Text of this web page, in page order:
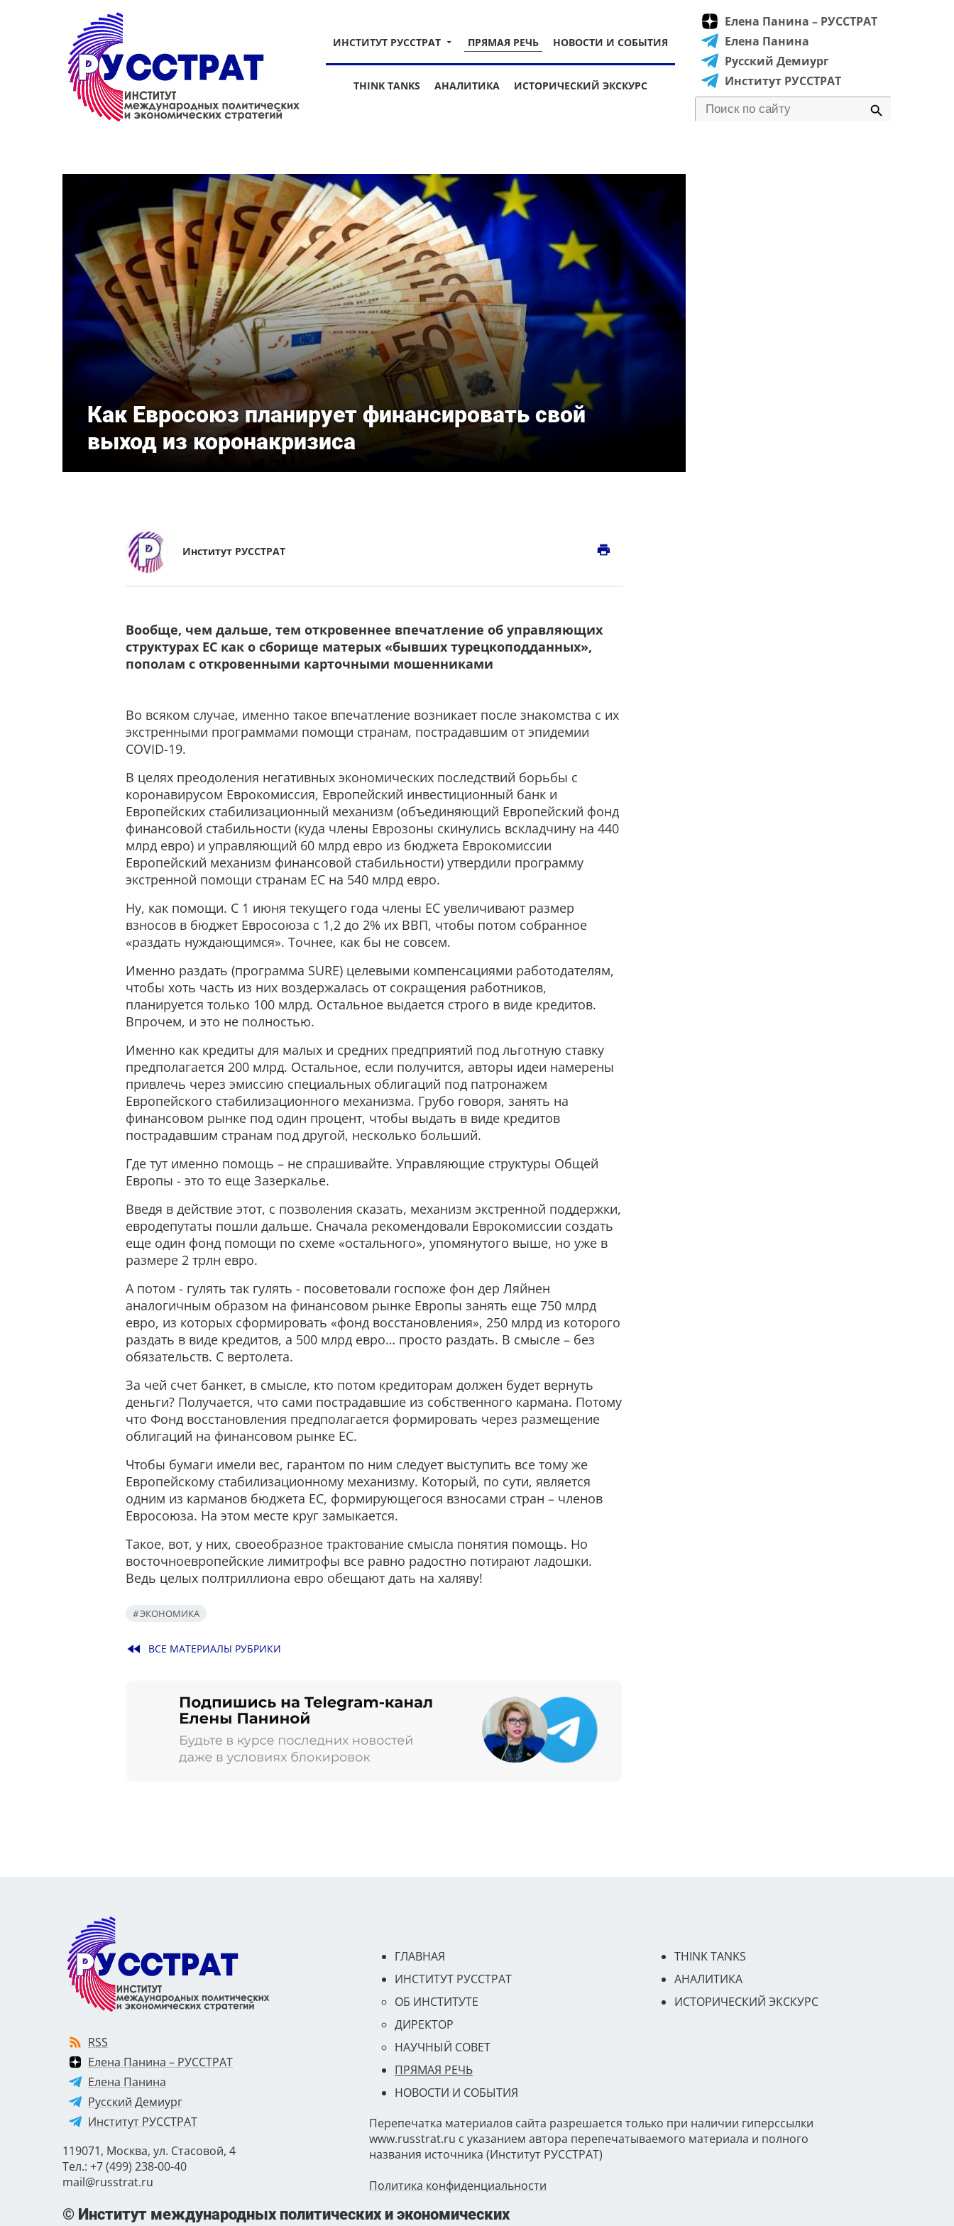
ИНСТИТУТ РУССТРАТ ПРЯМАЯ РЕЧЬ НОВОСТИ И СОБЫТИЯ
THINK TANKS АНАЛИТИКА ИСТОРИЧЕСКИЙ ЭКСКУРС
Елена Панина – РУССТРАТ
Елена Панина
Русский Демиург
Институт РУССТРАТ
Как Евросоюз планирует финансировать свой
выход из коронакризиса
Институт РУССТРАТ print
Вообще, чем дальше, тем откровеннее впечатление об управляющих
структурах ЕС как о сборище матерых «бывших турецкоподданных»,
пополам с откровенными карточными мошенниками
Во всяком случае, именно такое впечатление возникает после знакомства с их
экстренными программами помощи странам, пострадавшим от эпидемии
COVID-19.
В целях преодоления негативных экономических последствий борьбы с
коронавирусом Еврокомиссия, Европейский инвестиционный банк и
Европейских стабилизационный механизм (объединяющий Европейский фонд
финансовой стабильности (куда члены Еврозоны скинулись вскладчину на 440
млрд евро) и управляющий 60 млрд евро из бюджета Еврокомиссии
Европейский механизм финансовой стабильности) утвердили программу
экстренной помощи странам ЕС на 540 млрд евро.
Ну, как помощи. С 1 июня текущего года члены ЕС увеличивают размер
взносов в бюджет Евросоюза с 1,2 до 2% их ВВП, чтобы потом собранное
«раздать нуждающимся». Точнее, как бы не совсем.
Именно раздать (программа SURE) целевыми компенсациями работодателям,
чтобы хоть часть из них воздержалась от сокращения работников,
планируется только 100 млрд. Остальное выдается строго в виде кредитов.
Впрочем, и это не полностью.
Именно как кредиты для малых и средних предприятий под льготную ставку
предполагается 200 млрд. Остальное, если получится, авторы идеи намерены
привлечь через эмиссию специальных облигаций под патронажем
Европейского стабилизационного механизма. Грубо говоря, занять на
финансовом рынке под один процент, чтобы выдать в виде кредитов
пострадавшим странам под другой, несколько больший.
Где тут именно помощь – не спрашивайте. Управляющие структуры Общей
Европы - это то еще Зазеркалье.
Введя в действие этот, с позволения сказать, механизм экстренной поддержки,
евродепутаты пошли дальше. Сначала рекомендовали Еврокомиссии создать
еще один фонд помощи по схеме «остального», упомянутого выше, но уже в
размере 2 трлн евро.
А потом - гулять так гулять - посоветовали госпоже фон дер Ляйнен
аналогичным образом на финансовом рынке Европы занять еще 750 млрд
евро, из которых сформировать «фонд восстановления», 250 млрд из которого
раздать в виде кредитов, а 500 млрд евро… просто раздать. В смысле – без
обязательств. С вертолета.
За чей счет банкет, в смысле, кто потом кредиторам должен будет вернуть
деньги? Получается, что сами пострадавшие из собственного кармана. Потому
что Фонд восстановления предполагается формировать через размещение
облигаций на финансовом рынке ЕС.
Чтобы бумаги имели вес, гарантом по ним следует выступить все тому же
Европейскому стабилизационному механизму. Который, по сути, является
одним из карманов бюджета ЕС, формирующегося взносами стран – членов
Евросоюза. На этом месте круг замыкается.
Такое, вот, у них, своеобразное трактование смысла понятия помощь. Но
восточноевропейские лимитрофы все равно радостно потирают ладошки.
Ведь целых полтриллиона евро обещают дать на халяву!
ЭКОНОМИКА
fast_rewind ВСЕ МАТЕРИАЛЫ РУБРИКИ
RSS
Елена Панина – РУССТРАТ
Елена Панина
Русский Демиург
Институт РУССТРАТ
119071, Москва, ул. Стасовой, 4
Тел.: +7 (499) 238-00-40
mail@russtrat.ru
ГЛАВНАЯ
ИНСТИТУТ РУССТРАТ
ОБ ИНСТИТУТЕ
ДИРЕКТОР
НАУЧНЫЙ СОВЕТ
ПРЯМАЯ РЕЧЬ
НОВОСТИ И СОБЫТИЯ
THINK TANKS
АНАЛИТИКА
ИСТОРИЧЕСКИЙ ЭКСКУРС
Перепечатка материалов сайта разрешается только при наличии гиперссылки
www.russtrat.ru с указанием автора перепечатываемого материала и полного
названия источника (Институт РУССТРАТ)
Политика конфиденциальности
© Институт международных политических и экономических